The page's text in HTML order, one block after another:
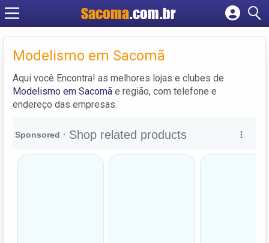
Sacoma.com.br
Cadastrar empresa
Fazer login
Criar conta
Modelismo em Sacomã
Aqui você Encontra! as melhores lojas e clubes de
Modelismo em Sacomã e região, com telefone e
endereço das empresas.